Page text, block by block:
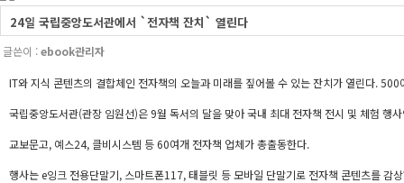
24일 국립중앙도서관에서 `전자책 잔치` 열린다
글쓴이 :ebook관리자
IT와 지식 콘텐츠의 결합체인 전자책의 오늘과 미래를 짚어볼 수 있는 잔치가 열린다.
국립중앙도서관(관장 임원선)은 9월 독서의 달을 맞아 국내 최대 전자책 전시 및 체험
교보문고, 예스24, 클비시스템 등 60여개 전자책 업체가 총출동한다.
행사는 e잉크 전용단말기, 스마트폰117, 태블릿 등 모바일 단말기로 전자책 콘텐츠를